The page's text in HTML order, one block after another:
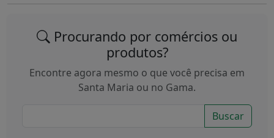
Procurando por comércios ou
produtos?
Encontre agora mesmo o que você precisa em
Santa Maria ou no Gama.
Buscar